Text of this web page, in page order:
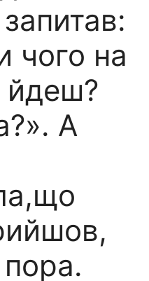
запитав:
чого на
йдеш?
А